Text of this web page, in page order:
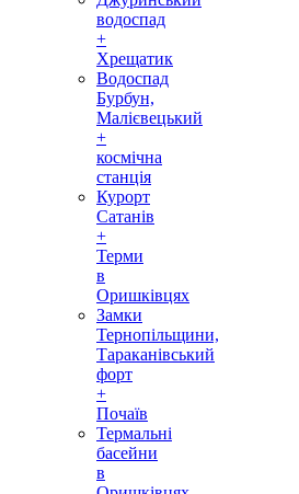
водоспад
+
Хрещатик
Водоспад
Бурбун,
Малієвецький
+
космічна
станція
Курорт
Сатанів
+
Терми
в
Оришківцях
Замки
Тернопільщини,
Тараканівський
форт
+
Почаїв
Термальні
басейни
в